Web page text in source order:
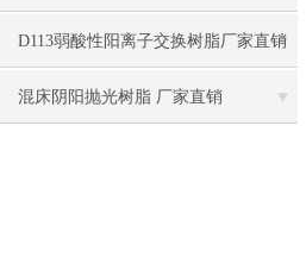
艺
D113弱酸性阳离子交换树脂厂家直销
混床阴阳抛光树脂 厂家直销